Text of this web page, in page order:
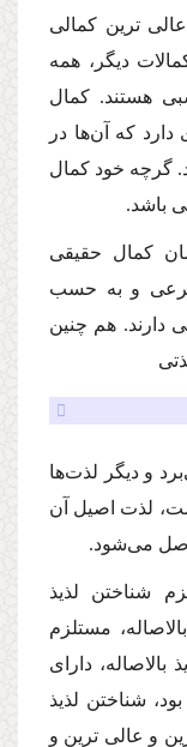
ترین كمالى
دیگر، همه
هستند. كمال
كه آن‌ها در
گرچه خود كمال
باشد.
كمال حقیقى
و به حسب
دارند. هم چنین
و دیگر لذت‌ها
لذت اصیل آن
مى‌شود.
شناختن لذیذ
مستلزم
داراى
شناختن لذیذ
و عالى ترین و